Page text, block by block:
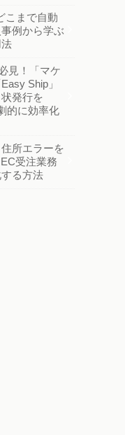
こまで自動
例から学ぶ
見！「マケ
Ship」
発行を
的に効率化
所エラーを
受注業務
る方法